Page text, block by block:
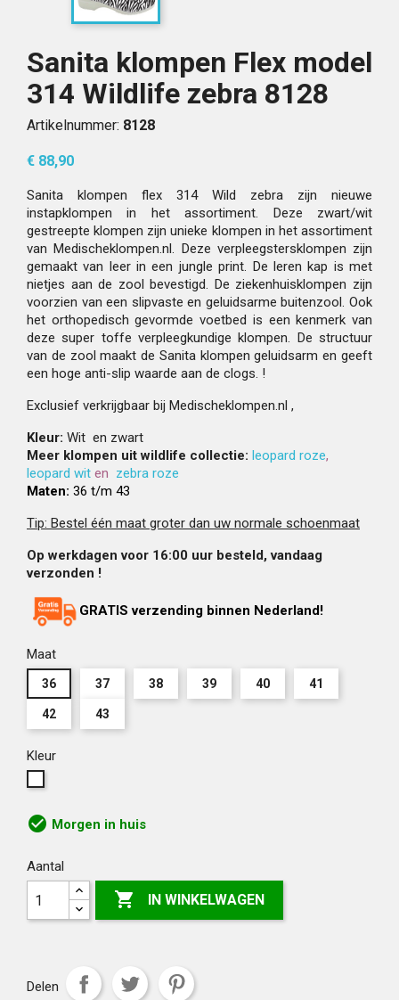
Sanita klompen Flex model
314 Wildlife zebra 8128
Artikelnummer: 8128
€ 88,90
Sanita klompen flex 314 Wild zebra zijn nieuwe
instapklompen in het assortiment. Deze zwart/wit
gestreepte klompen zijn unieke klompen in het assortiment
van Medischeklompen.nl. Deze verpleegstersklompen zijn
gemaakt van leer in een jungle print. De leren kap is met
nietjes aan de zool bevestigd. De ziekenhuisklompen zijn
voorzien van een slipvaste en geluidsarme buitenzool. Ook
het orthopedisch gevormde voetbed is een kenmerk van
deze super toffe verpleegkundige klompen. De structuur
van de zool maakt de Sanita klompen geluidsarm en geeft
een hoge anti-slip waarde aan de clogs. !
Exclusief verkrijgbaar bij Medischeklompen.nl ,
Kleur: Wit en zwart
Meer klompen uit wildlife collectie: leopard roze,
leopard wit en zebra roze
Maten: 36 t/m 43
Tip: Bestel één maat groter dan uw normale schoenmaat
Op werkdagen voor 16:00 uur besteld, vandaag
verzonden !
GRATIS verzending binnen Nederland!
Maat
36 37 38 39 40 41
42 43
Kleur
check_circle Morgen in huis
Aantal
 IN WINKELWAGEN
Delen